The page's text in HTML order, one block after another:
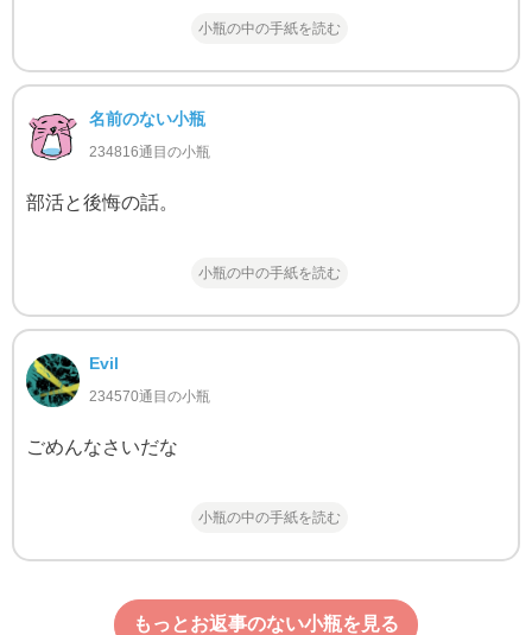
小瓶の中の手紙を読む
名前のない小瓶
234816通目の小瓶
部活と後悔の話。
小瓶の中の手紙を読む
Evil
234570通目の小瓶
ごめんなさいだな
小瓶の中の手紙を読む
もっとお返事のない小瓶を見る